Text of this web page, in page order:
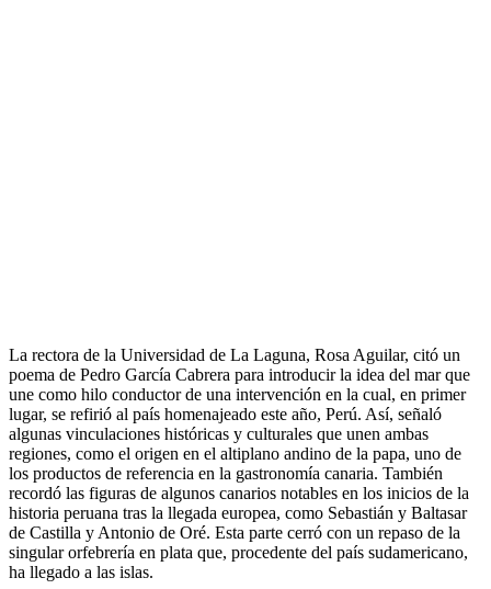
La rectora de la Universidad de La Laguna, Rosa Aguilar, citó un
poema de Pedro García Cabrera para introducir la idea del mar que
une como hilo conductor de una intervención en la cual, en primer
lugar, se refirió al país homenajeado este año, Perú. Así, señaló
algunas vinculaciones históricas y culturales que unen ambas
regiones, como el origen en el altiplano andino de la papa, uno de
los productos de referencia en la gastronomía canaria. También
recordó las figuras de algunos canarios notables en los inicios de la
historia peruana tras la llegada europea, como Sebastián y Baltasar
de Castilla y Antonio de Oré. Esta parte cerró con un repaso de la
singular orfebrería en plata que, procedente del país sudamericano,
ha llegado a las islas.